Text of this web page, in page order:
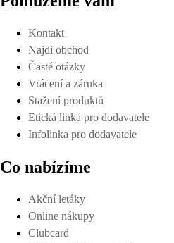
Kontakt
Najdi obchod
Časté otázky
Vrácení a záruka
Stažení produktů
Etická linka pro dodavatele
Infolinka pro dodavatele
Co nabízíme
Akční letáky
Online nákupy
Clubcard